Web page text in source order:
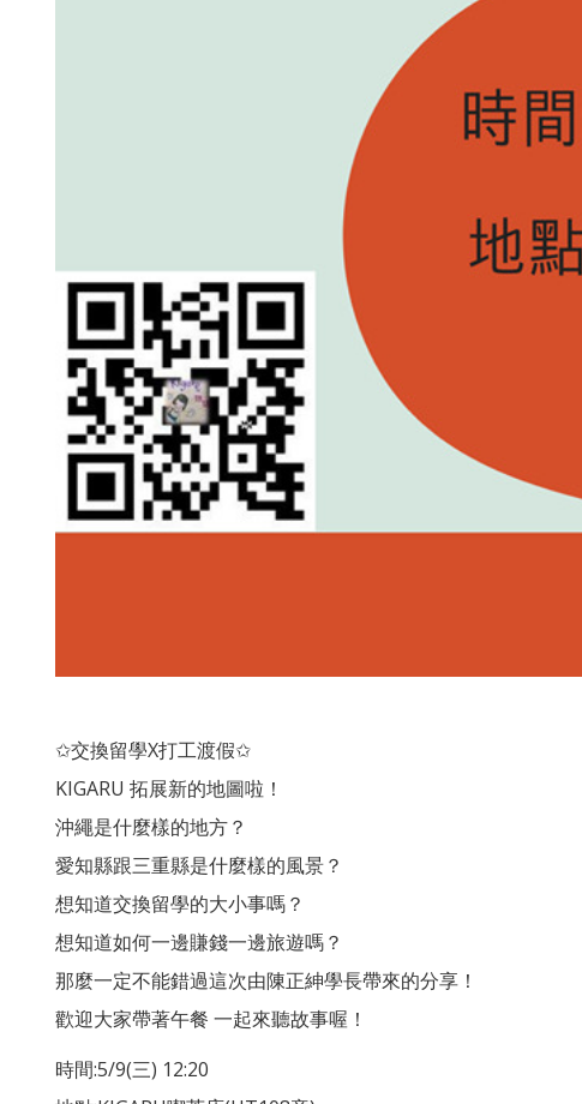
✩交換留學X打工渡假✩
KIGARU 拓展新的地圖啦！
沖繩是什麼樣的地方？
愛知縣跟三重縣是什麼樣的風景？
想知道交換留學的大小事嗎？
想知道如何一邊賺錢一邊旅遊嗎？
那麼一定不能錯過這次由陳正紳學長帶來的分享！
歡迎大家帶著午餐 一起來聽故事喔！
時間:5/9(三) 12:20